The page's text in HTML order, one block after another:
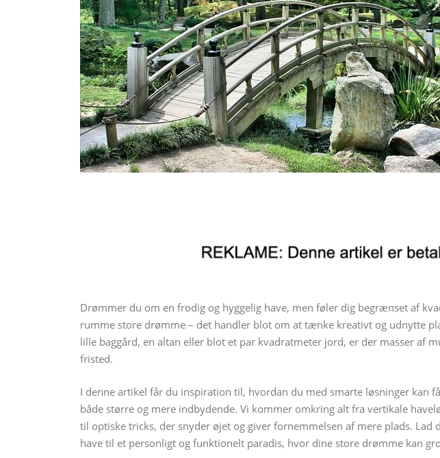
Drømmer du om en frodig og hyggelig have, men føler dig begrænset af
rumme store drømme – det handler blot om at tænke kreativt og udnytte
lille baggård, en altan eller blot et par kvadratmeter jord, er der masser af
fristed.
I denne artikel får du inspiration til, hvordan du med smarte løsninger kan
både større og mere indbydende. Vi kommer omkring alt fra vertikale
til optiske tricks, der snyder øjet og giver fornemmelsen af mere plads.
have til et personligt og funktionelt paradis, hvor dine store drømme kan